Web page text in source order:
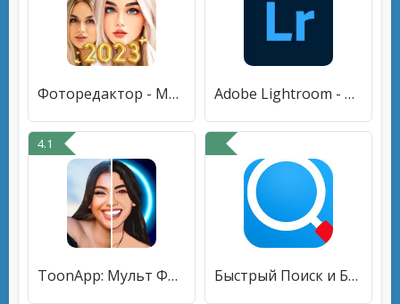
Фоторедактор - Mонтаж Фото Adobe Lightroom - Фоторедактор
4.1
ToonApp: Мульт Фоторедактор Быстрый Поиск и Браузер